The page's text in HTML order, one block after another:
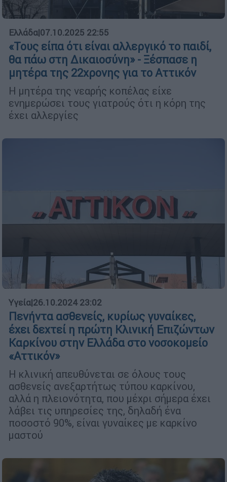
Ελλάδα|07.10.2025 22:55
«Τους είπα ότι είναι αλλεργικό το παιδί,
θα πάω στη Δικαιοσύνη» - Ξέσπασε η
μητέρα της 22χρονης για το Αττικόν
Η μητέρα της νεαρής κοπέλας είχε
ενημερώσει τους γιατρούς ότι η κόρη της
έχει αλλεργίες
Υγεία|26.10.2024 23:02
Πενήντα ασθενείς, κυρίως γυναίκες,
έχει δεχτεί η πρώτη Κλινική Επιζώντων
Καρκίνου στην Ελλάδα στο νοσοκομείο
«Αττικόν»
Η κλινική απευθύνεται σε όλους τους
ασθενείς ανεξαρτήτως τύπου καρκίνου,
αλλά η πλειονότητα, που μέχρι σήμερα έχει
λάβει τις υπηρεσίες της, δηλαδή ένα
ποσοστό 90%, είναι γυναίκες με καρκίνο
μαστού